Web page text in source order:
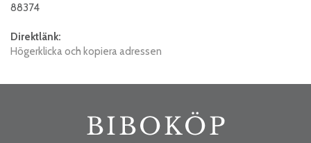
88374
Direktlänk:
Högerklicka och kopiera adressen